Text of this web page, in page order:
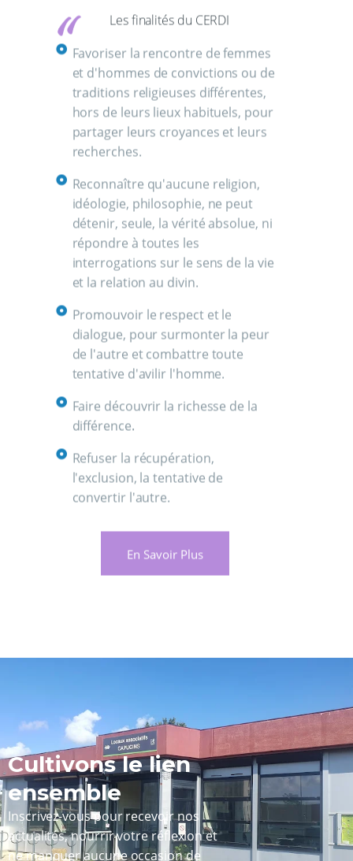
Les finalités du CERDI
Favoriser la rencontre de femmes
et d'hommes de convictions ou de
traditions religieuses différentes,
hors de leurs lieux habituels, pour
partager leurs croyances et leurs
recherches.
Reconnaître qu'aucune religion,
idéologie, philosophie, ne peut
détenir, seule, la vérité absolue, ni
répondre à toutes les
interrogations sur le sens de la vie
et la relation au divin.
Promouvoir le respect et le
dialogue, pour surmonter la peur
de l'autre et combattre toute
tentative d'avilir l'homme.
Faire découvrir la richesse de la
différence.
Refuser la récupération,
l'exclusion, la tentative de
convertir l'autre.
En Savoir Plus
Cultivons le lien
ensemble
Inscrivez-vous pour recevoir nos
actualités, nourrir votre réflexion et
ne manquer aucune occasion de